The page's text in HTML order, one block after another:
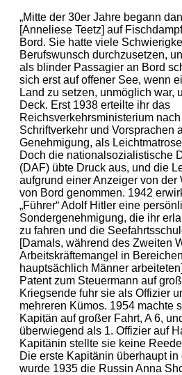
„Mitte der 30er Jahre begann
[Anneliese Teetz] auf
Bord. Sie hatte viele
Berufswunsch durchzusetzen,
als blinder Passagier an Bord
sich erst auf offener See, wenn
Land zu setzen, unmöglich war,
Deck. Erst 1938 erteilte ihr das
Reichsverkehrsministerium
Schriftverkehr und Vorsprachen
Genehmigung, als
Doch die nationalsozialistische
(DAF) übte Druck aus, und die
aufgrund einer Anzeiger von der
von Bord genommen. 1942
„Führer“ Adolf Hitler eine
Sondergenehmigung, die ihr
zu fahren und die
[Damals, während des Zweiten
Arbeitskräftemangel in
hauptsächlich Männer
Patent zum Steuermann auf
Kriegsende fuhr sie als Offizier
mehreren Kümos. 1954 machte
Kapitän auf großer Fahrt, A 6,
überwiegend als 1. Offizier auf
Kapitänin stellte sie keine
Die erste Kapitänin überhaupt
wurde 1935 die Russin Anna